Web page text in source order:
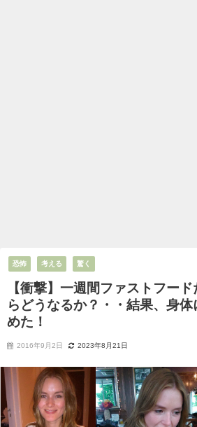
恐怖 考える 驚く
【衝撃】一週間ファストフー
らどうなるか？・・結果、身
めた！
2016年9月2日 2023年8月21日